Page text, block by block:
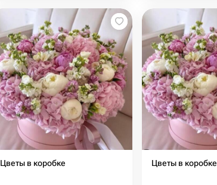
Цветы в коробке Цветы в коробке